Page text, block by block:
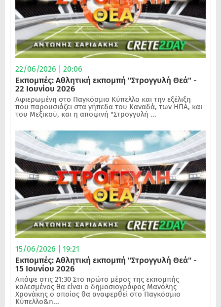
22/06/2026 | 20:06
Εκπομπές: Αθλητική εκπομπή "Στρογγυλή Θεά" -
22 Ιουνίου 2026
Αφιερωμένη στο Παγκόσμιο Κύπελλο και την εξέλιξη
που παρουσιάζει στα γήπεδα του Καναδά, των ΗΠΑ, και
του Μεξικού, και η αποψινή "Στρογγυλή ...
15/06/2026 | 19:21
Εκπομπές: Αθλητική εκπομπή "Στρογγυλή Θεά" -
15 Ιουνίου 2026
Απόψε στις 21:30 Στο πρώτο μέρος της εκπομπής
καλεσμένος θα είναι ο δημοσιογράφος Μανόλης
Χρονάκης ο οποίος θα αναφερθεί στο Παγκόσμιο
Κύπελλο&n...